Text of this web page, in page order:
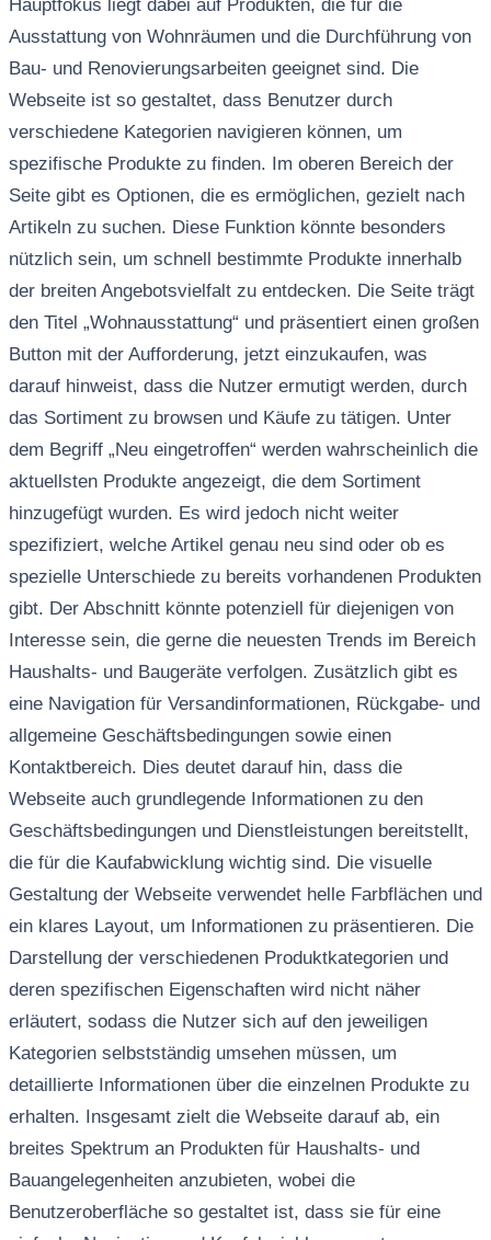
Hauptfokus liegt dabei auf Produkten, die für die
Ausstattung von Wohnräumen und die Durchführung von
Bau- und Renovierungsarbeiten geeignet sind. Die
Webseite ist so gestaltet, dass Benutzer durch
verschiedene Kategorien navigieren können, um
spezifische Produkte zu finden. Im oberen Bereich der
Seite gibt es Optionen, die es ermöglichen, gezielt nach
Artikeln zu suchen. Diese Funktion könnte besonders
nützlich sein, um schnell bestimmte Produkte innerhalb
der breiten Angebotsvielfalt zu entdecken. Die Seite trägt
den Titel „Wohnausstattung“ und präsentiert einen großen
Button mit der Aufforderung, jetzt einzukaufen, was
darauf hinweist, dass die Nutzer ermutigt werden, durch
das Sortiment zu browsen und Käufe zu tätigen. Unter
dem Begriff „Neu eingetroffen“ werden wahrscheinlich die
aktuellsten Produkte angezeigt, die dem Sortiment
hinzugefügt wurden. Es wird jedoch nicht weiter
spezifiziert, welche Artikel genau neu sind oder ob es
spezielle Unterschiede zu bereits vorhandenen Produkten
gibt. Der Abschnitt könnte potenziell für diejenigen von
Interesse sein, die gerne die neuesten Trends im Bereich
Haushalts- und Baugeräte verfolgen. Zusätzlich gibt es
eine Navigation für Versandinformationen, Rückgabe- und
allgemeine Geschäftsbedingungen sowie einen
Kontaktbereich. Dies deutet darauf hin, dass die
Webseite auch grundlegende Informationen zu den
Geschäftsbedingungen und Dienstleistungen bereitstellt,
die für die Kaufabwicklung wichtig sind. Die visuelle
Gestaltung der Webseite verwendet helle Farbflächen und
ein klares Layout, um Informationen zu präsentieren. Die
Darstellung der verschiedenen Produktkategorien und
deren spezifischen Eigenschaften wird nicht näher
erläutert, sodass die Nutzer sich auf den jeweiligen
Kategorien selbstständig umsehen müssen, um
detaillierte Informationen über die einzelnen Produkte zu
erhalten. Insgesamt zielt die Webseite darauf ab, ein
breites Spektrum an Produkten für Haushalts- und
Bauangelegenheiten anzubieten, wobei die
Benutzeroberfläche so gestaltet ist, dass sie für eine